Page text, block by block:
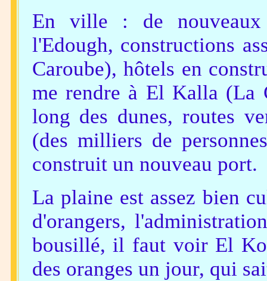
En ville : de nouveaux
l'Edough, constructions
Caroube), hôtels en
me rendre à El Kalla (La
long des dunes, routes
(des milliers de
construit un nouveau port.
La plaine est assez bien
d'orangers,
bousillé, il faut voir El
des oranges un jour, qui